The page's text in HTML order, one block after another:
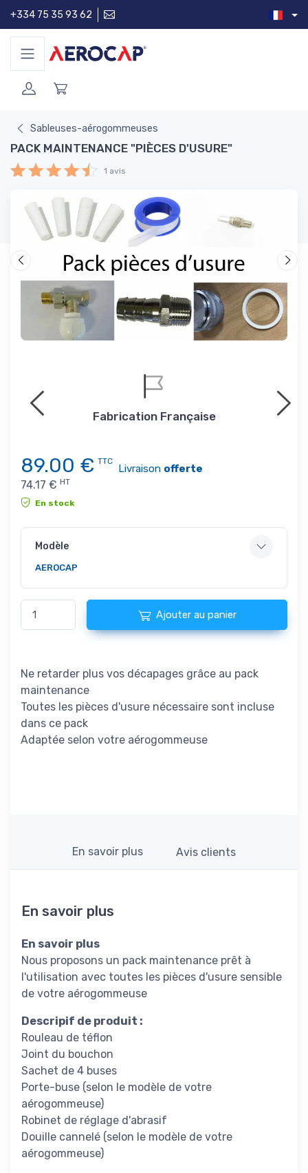
+334 75 35 93 62
Sableuses-aérogommeuses
PACK MAINTENANCE "PIÈCES D'USURE"
1 avis
Fabrication Française
89.00 € TTC
Livraison offerte
74.17 € HT
En stock
Modèle
AEROCAP
Ajouter au panier
Ne retarder plus vos décapages grâce au pack
maintenance
Toutes les pièces d'usure nécessaire sont incluse
dans ce pack
Adaptée selon votre aérogommeuse
En savoir plus Avis clients
En savoir plus
En savoir plus
Nous proposons un pack maintenance prêt à
l'utilisation avec toutes les pièces d'usure sensible
de votre aérogommeuse
Descripif de produit :
Rouleau de téflon
Joint du bouchon
Sachet de 4 buses
Porte-buse (selon le modèle de votre
aérogommeuse)
Robinet de réglage d'abrasif
Douille cannelé (selon le modèle de votre
aérogommeuse)